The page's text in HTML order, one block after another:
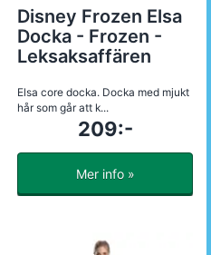
Disney Frozen Elsa
Docka - Frozen -
Leksaksaffären
Elsa core docka. Docka med mjukt
hår som går att k...
209:-
Mer info »